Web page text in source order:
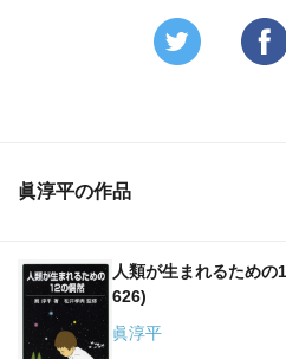
眞淳平の作品
人類が生まれるため
626)
眞淳平